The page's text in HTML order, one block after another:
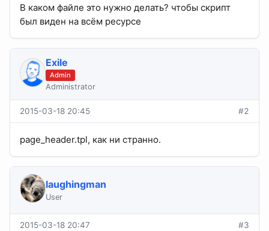
В каком файле это нужно делать? чтобы скрипт
был виден на всём ресурсе
Exile
Admin
Administrator
2015-03-18 20:45 #2
page_header.tpl, как ни странно.
laughingman
User
2015-03-18 20:47 #3